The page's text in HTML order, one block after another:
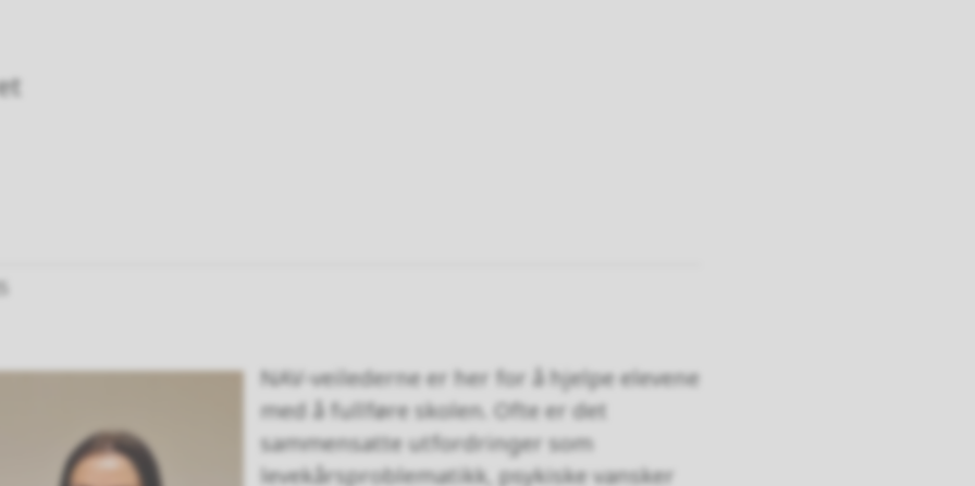
NAV-veilederne er her for å hjelpe elevene
med å fullføre skolen. Ofte er det
sammensatte utfordringer som
levekårsproblematikk, psykiske vansker